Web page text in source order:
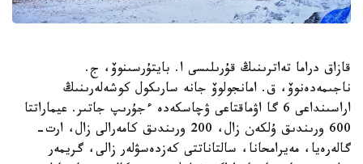
قازاق دراما تەاترىنىڭ قۇرىلىسى ا. بايتۇرسىنوۆ، ج.
ناجىمەدەنوۆ، ق. امانجولوۆ جانە سارىكول كوشەلەرىنىڭ
اراسىنداعى 6 گا اۋماقتاعى ۋچاسكەدە ءجۇرىپ جاتىر. عيماراتتا
600 ورىندىق ۇلكەن زال، 200 ورىندىق كامەرالى زال، ارت-
گالەرەيا، مەيرامحانا، سالتاناتتى كەزدەسۋلەر زالى، گريمەر